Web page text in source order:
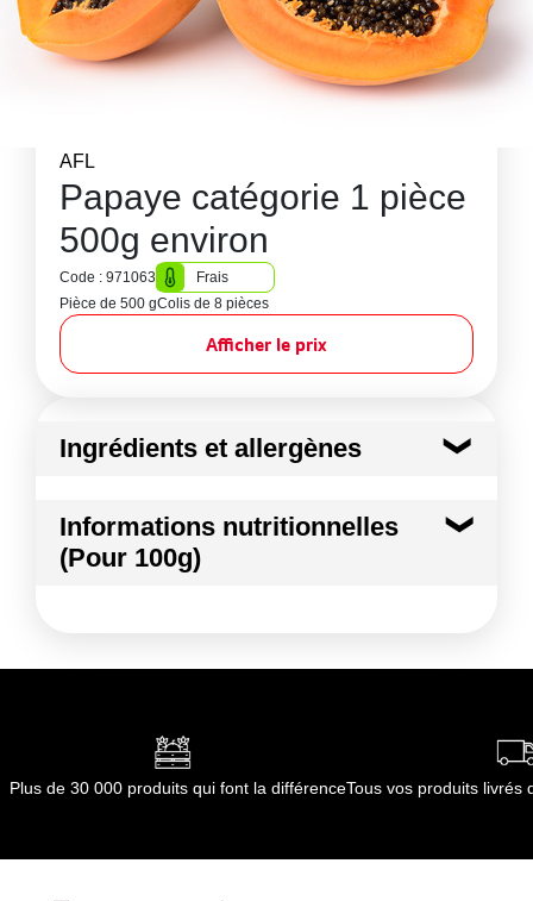
AFL
Papaye catégorie 1 pièce
500g environ
Code : 971063
Frais
Pièce de 500 gColis de 8 pièces
Afficher le prix
Ingrédients et allergènes
Papaye
Conformément aux informations transmises
Informations nutritionnelles
(Pour 100g)
Kilojoules 167 kj
dont Acides gras saturés 0.01 g
Plus de 30 000 produits qui font la différenceTous vos produits livrés